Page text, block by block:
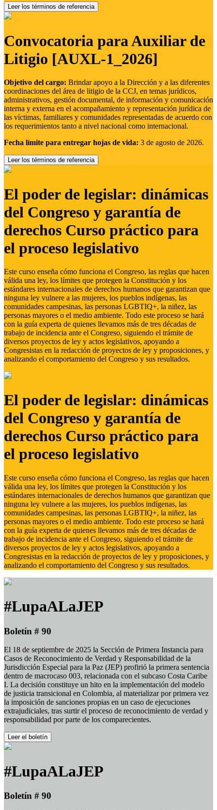
Leer los términos de referencia
Convocatoria para Auxiliar de
Litigio [AUXL-1_2026]
Objetivo del cargo: Brindar apoyo a la Dirección y a las diferentes
coordinaciones del área de litigio de la CCJ, en temas jurídicos,
administrativos, gestión documental, de información y comunicación
interna y externa en el acompañamiento y representación jurídica de
las víctimas, familiares y comunidades representadas de acuerdo con
los requerimientos tanto a nivel nacional como internacional.
Fecha límite para entregar hojas de vida: 3 de agosto de 2026.
Leer los términos de referencia
El poder de legislar: dinámicas
del Congreso y garantía de
derechos Curso práctico para
el proceso legislativo
Este curso enseña cómo funciona el Congreso, las reglas que hacen
válida una ley, los límites que protegen la Constitución y los
estándares internacionales de derechos humanos que garantizan que
ninguna ley vulnere a las mujeres, los pueblos indígenas, las
comunidades campesinas, las personas LGBTIQ+, la niñez, las
personas mayores o el medio ambiente. Todo este proceso se hará
con la guía experta de quienes llevamos más de tres décadas de
trabajo de incidencia ante el Congreso, siguiendo el trámite de
diversos proyectos de ley y actos legislativos, apoyando a
Congresistas en la redacción de proyectos de ley y proposiciones, y
analizando el comportamiento del Congreso y sus resultados.
El poder de legislar: dinámicas
del Congreso y garantía de
derechos Curso práctico para
el proceso legislativo
Este curso enseña cómo funciona el Congreso, las reglas que hacen
válida una ley, los límites que protegen la Constitución y los
estándares internacionales de derechos humanos que garantizan que
ninguna ley vulnere a las mujeres, los pueblos indígenas, las
comunidades campesinas, las personas LGBTIQ+, la niñez, las
personas mayores o el medio ambiente. Todo este proceso se hará
con la guía experta de quienes llevamos más de tres décadas de
trabajo de incidencia ante el Congreso, siguiendo el trámite de
diversos proyectos de ley y actos legislativos, apoyando a
Congresistas en la redacción de proyectos de ley y proposiciones, y
analizando el comportamiento del Congreso y sus resultados.
#LupaALaJEP
Boletín # 90
El 18 de septiembre de 2025 la Sección de Primera Instancia para
Casos de Reconocimiento de Verdad y Responsabilidad de la
Jurisdicción Especial para la Paz (JEP) profirió la primera sentencia
dentro de macrocaso 003, relacionada con el subcaso Costa Caribe
I. La decisión constituye un hito en la implementación del modelo
de justicia transicional en Colombia, al materializar por primera vez
la imposición de sanciones propias en un caso de ejecuciones
extrajudiciales, tras surtir el proceso de reconocimiento de verdad y
responsabilidad por parte de los comparecientes.
Leer el boletín
#LupaALaJEP
Boletín # 90